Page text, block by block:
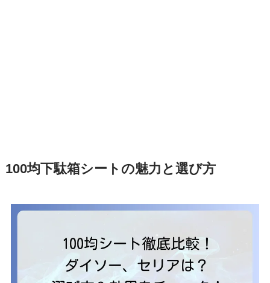
100均下駄箱シートの魅力と選び方